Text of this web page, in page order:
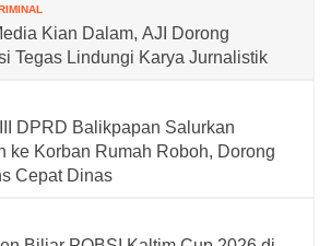
Kian Dalam, AJI Dorong
Tegas Lindungi Karya Jurnalistik
DPRD Balikpapan Salurkan
ke Korban Rumah Roboh, Dorong
Cepat Dinas